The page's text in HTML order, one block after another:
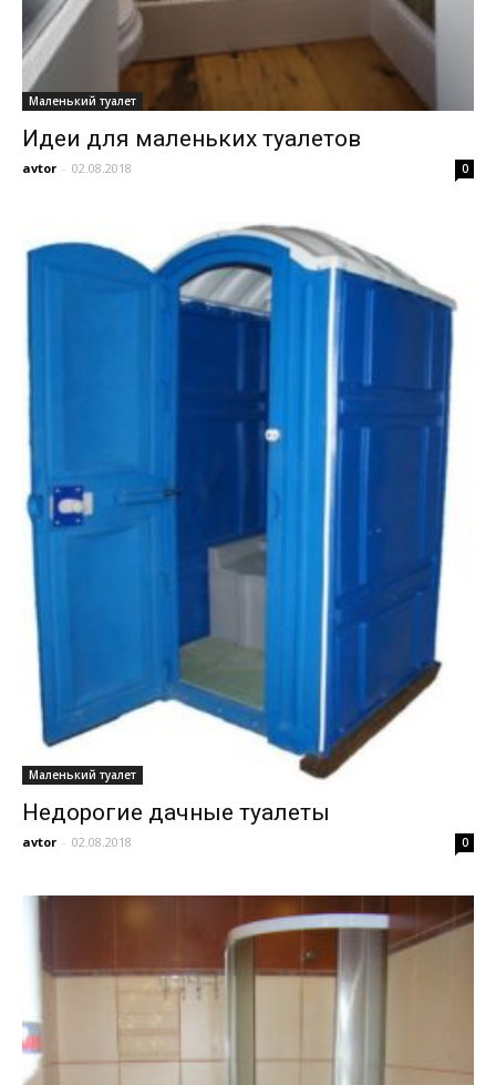
Маленький туалет
Идеи для маленьких туалетов
avtor - 02.08.2018 0
Маленький туалет
Недорогие дачные туалеты
avtor - 02.08.2018 0